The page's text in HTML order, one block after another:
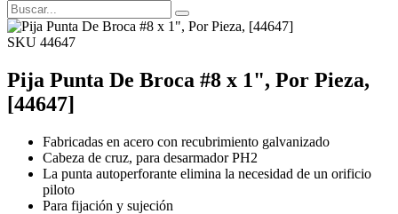
SKU 44647
Pija Punta De Broca #8 x 1", Por Pieza,
[44647]
Fabricadas en acero con recubrimiento galvanizado
Cabeza de cruz, para desarmador PH2
La punta autoperforante elimina la necesidad de un orificio
piloto
Para fijación y sujeción